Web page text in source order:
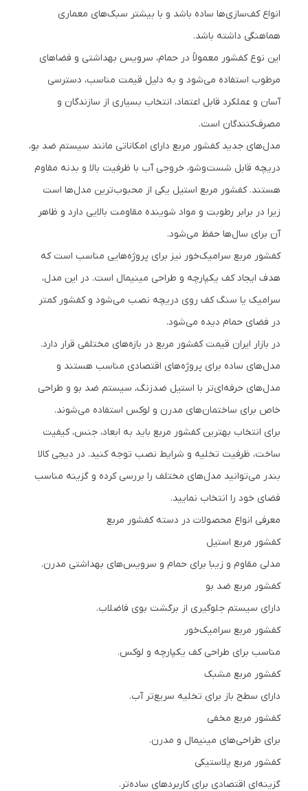
انواع کف‌سازی‌ها ساده باشد و با بیشتر سبک‌های معماری
هماهنگی داشته باشد.
این نوع کفشور معمولاً در حمام، سرویس بهداشتی و فضاهای
مرطوب استفاده می‌شود و به دلیل قیمت مناسب، دسترسی
آسان و عملکرد قابل اعتماد، انتخاب بسیاری از سازندگان و
مصرف‌کنندگان است.
مدل‌های جدید کفشور مربع دارای امکاناتی مانند سیستم ضد بو،
دریچه قابل شست‌وشو، خروجی آب با ظرفیت بالا و بدنه مقاوم
هستند. کفشور مربع استیل یکی از محبوب‌ترین مدل‌ها است
زیرا در برابر رطوبت و مواد شوینده مقاومت بالایی دارد و ظاهر
آن برای سال‌ها حفظ می‌شود.
کفشور مربع سرامیک‌خور نیز برای پروژه‌هایی مناسب است که
هدف ایجاد کف یکپارچه و طراحی مینیمال است. در این مدل،
سرامیک یا سنگ کف روی دریچه نصب می‌شود و کفشور کمتر
در فضای حمام دیده می‌شود.
در بازار ایران قیمت کفشور مربع در بازه‌های مختلفی قرار دارد.
مدل‌های ساده برای پروژه‌های اقتصادی مناسب هستند و
مدل‌های حرفه‌ای‌تر با استیل ضدزنگ، سیستم ضد بو و طراحی
خاص برای ساختمان‌های مدرن و لوکس استفاده می‌شوند.
برای انتخاب بهترین کفشور مربع باید به ابعاد، جنس، کیفیت
ساخت، ظرفیت تخلیه و شرایط نصب توجه کنید. در دیجی کالا
بندر می‌توانید مدل‌های مختلف را بررسی کرده و گزینه مناسب
فضای خود را انتخاب نمایید.
معرفی انواع محصولات در دسته کفشور مربع
کفشور مربع استیل
مدلی مقاوم و زیبا برای حمام و سرویس‌های بهداشتی مدرن.
کفشور مربع ضد بو
دارای سیستم جلوگیری از برگشت بوی فاضلاب.
کفشور مربع سرامیک‌خور
مناسب برای طراحی کف یکپارچه و لوکس.
کفشور مربع مشبک
دارای سطح باز برای تخلیه سریع‌تر آب.
کفشور مربع مخفی
برای طراحی‌های مینیمال و مدرن.
کفشور مربع پلاستیکی
گزینه‌ای اقتصادی برای کاربردهای ساده‌تر.